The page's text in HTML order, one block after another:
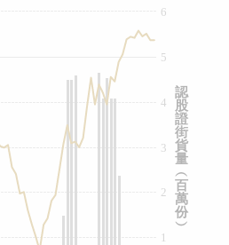
4
1
2
3
5
6
認
股
證
街
貨
量
︵
百
萬
份
︶